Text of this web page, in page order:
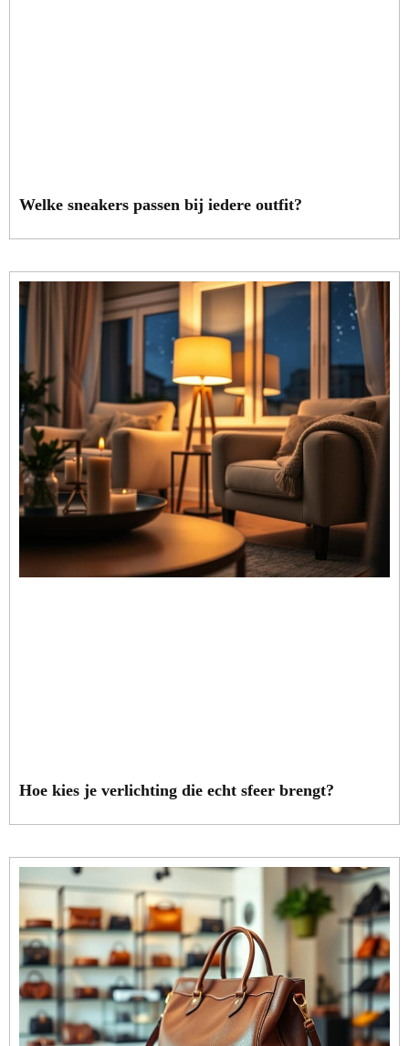
Welke sneakers passen bij iedere outfit?
Hoe kies je verlichting die echt sfeer brengt?